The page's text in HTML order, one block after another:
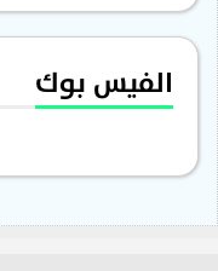
الفيس بوك